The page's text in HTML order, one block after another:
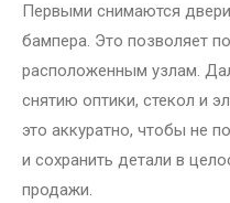
Первыми снимаются
бампера. Это позволяет
расположенным узлам.
снятию оптики, стекол и
это аккуратно, чтобы не
и сохранить детали в
продажи.